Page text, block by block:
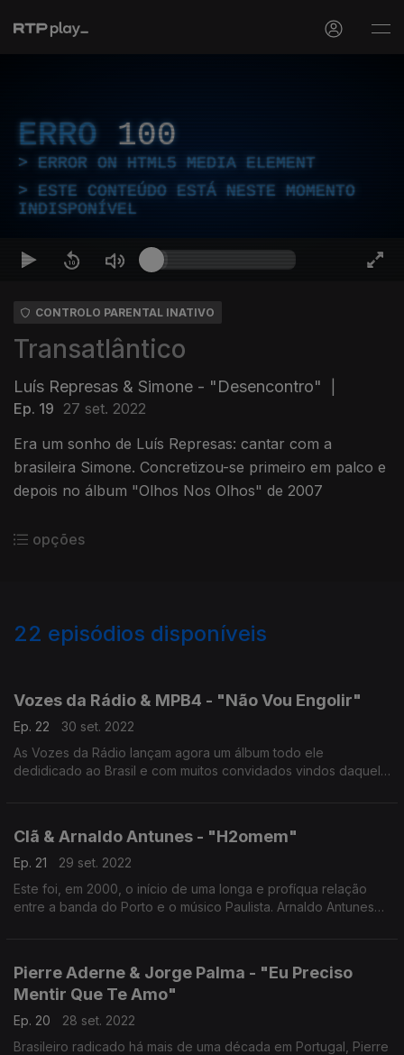
ERRO 100
ERROR ON HTML5 MEDIA ELEMENT
ESTE CONTEÚDO ESTÁ NESTE MOMENTO
INDISPONÍVEL
CONTROLO PARENTAL INATIVO
Transatlântico
Luís Represas & Simone - "Desencontro"
Ep. 19 27 set. 2022
Era um sonho de Luís Represas: cantar com a
brasileira Simone. Concretizou-se primeiro em palco e
depois no álbum "Olhos Nos Olhos" de 2007
opções
22 episódios disponíveis
Vozes da Rádio & MPB4 - "Não Vou Engolir"
Ep. 22
30 set. 2022
As Vozes da Rádio lançam agora um álbum todo ele
dedidicado ao Brasil e com muitos convidados vindos daquele
Clã & Arnaldo Antunes - "H2omem"
Ep. 21
29 set. 2022
Este foi, em 2000, o início de uma longa e profíqua relação
entre a banda do Porto e o músico Paulista. Arnaldo Antunes
Pierre Aderne & Jorge Palma - "Eu Preciso
Mentir Que Te Amo"
Ep. 20
28 set. 2022
Brasileiro radicado há mais de uma década em Portugal, Pierre